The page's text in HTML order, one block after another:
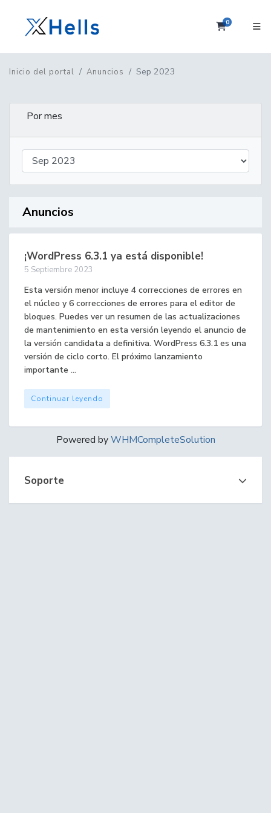
0Carrito
Inicio del portal Anuncios Sep 2023
Por mes
Anuncios
¡WordPress 6.3.1 ya está disponible!
5 Septiembre 2023
Esta versión menor incluye 4 correcciones de errores en
el núcleo y 6 correcciones de errores para el editor de
bloques. Puedes ver un resumen de las actualizaciones
de mantenimiento en esta versión leyendo el anuncio de
la versión candidata a definitiva. WordPress 6.3.1 es una
versión de ciclo corto. El próximo lanzamiento
importante ...
Continuar leyendo
Powered byWHMCompleteSolution
Soporte